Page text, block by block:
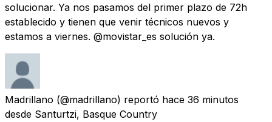
solucionar. Ya nos pasamos del primer plazo de 72h
establecido y tienen que venir técnicos nuevos y
estamos a viernes. @movistar_es solución ya.
Madrillano (@madrillano) reportó hace 36 minutos
desde Santurtzi, Basque Country